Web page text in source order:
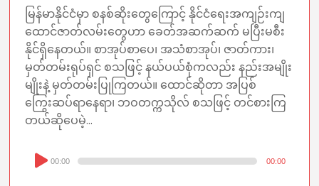
မြန်မာနိုင်ငံမှာ စနစ်ဆိုးတွေကြောင့် နိုင်ငံရေးအကျဉ်းကျ
ထောင်ဇာတ်လမ်းတွေဟာ ခေတ်အဆက်ဆက် မပြီးမစီး
နိုင်ရှိနေတယ်။ စာအုပ်စာပေ၊ အသံစာအုပ်၊ ဇာတ်ကား၊
မှတ်တမ်းရုပ်ရှင် စသဖြင့် နယ်ပယ်စုံကလည်း နည်းအမျိုး
မျိုးနဲ့ မှတ်တမ်းပြုကြတယ်။ ထောင်ဆိုတာ အပြစ်
ကြွေးဆပ်ရာနေရာ၊ ဘဝတက္ကသိုလ် စသဖြင့် တင်စားကြ
တယ်ဆိုပေမဲ့...
Audio
Player
00:00 00:00